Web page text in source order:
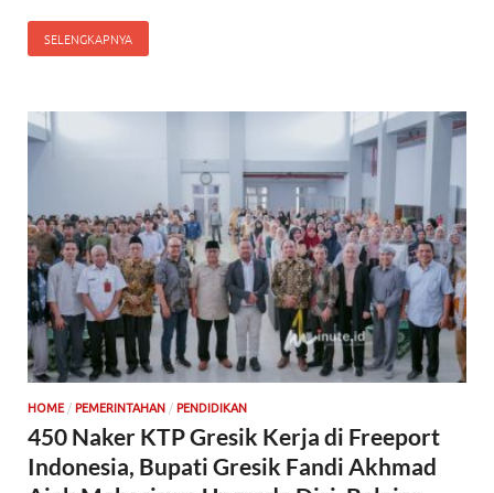
SELENGKAPNYA
HOME / PEMERINTAHAN / PENDIDIKAN
450 Naker KTP Gresik Kerja di Freeport
Indonesia, Bupati Gresik Fandi Akhmad